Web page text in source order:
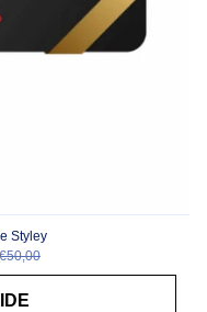
Styley
€50,00